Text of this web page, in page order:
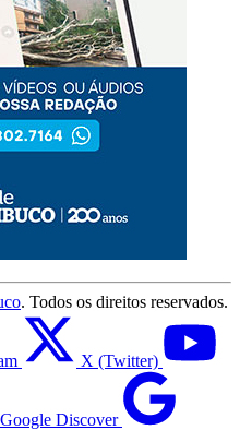
. Todos os direitos reservados.
X (Twitter)
Google Discover